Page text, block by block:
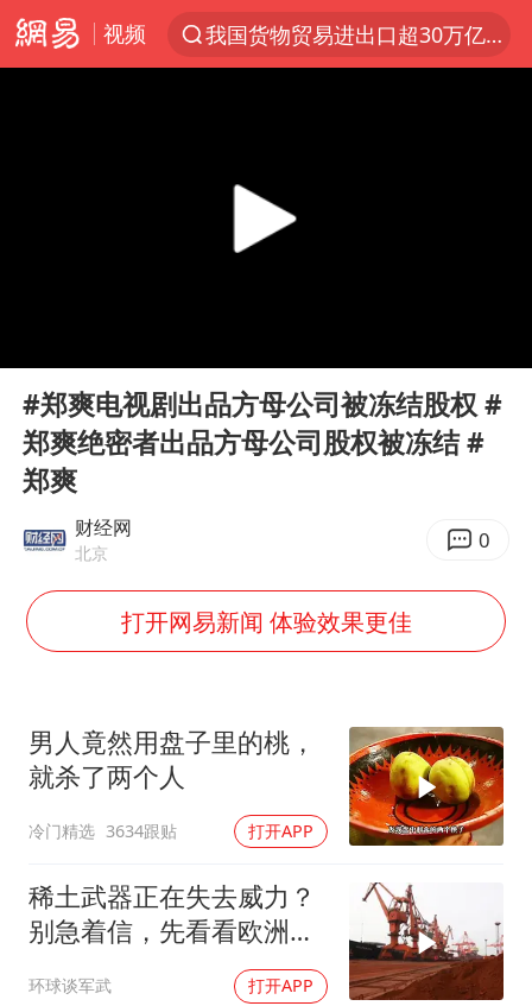
视频
我国货物贸易进出口超30万亿元
国防部回应日本试射“战斧”导弹
泰国校园枪击案死亡人数升至7人
泰国枪击案凶手先杀祖父母后行凶
国防部：坚决反制任何闹海挑衅图谋
向鹏0-3不敌张本智和
今日立秋你咬秋了吗
东方之约 相约未来
Play
#郑爽电视剧出品方母公司被冻结股权 #
郑爽绝密者出品方母公司股权被冻结 #
郑爽
财经网
北京 0
打开网易新闻 体验效果更佳
男人竟然用盘子里的桃，
就杀了两个人
冷门精选 3634跟贴 打开APP
稀土武器正在失去威力？
别急着信，先看看欧洲军
环球谈军武 打开APP